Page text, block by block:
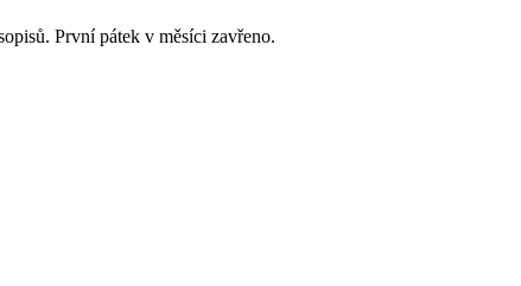
První pátek v měsíci zavřeno.